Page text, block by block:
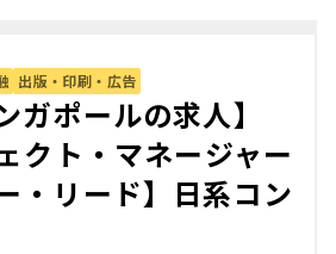
出版・印刷・広告
ガポールの求人】
クト・マネージャー
・リード】日系コン